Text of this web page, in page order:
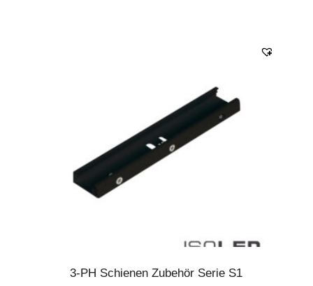
3-PH Schienen Zubehör Serie S1